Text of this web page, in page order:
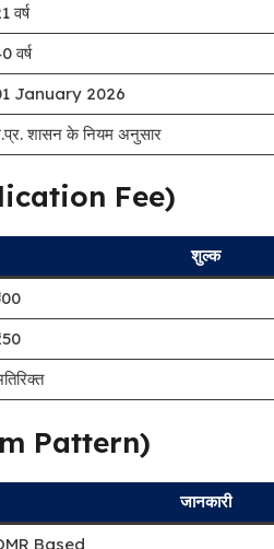
वर्ष
वर्ष
January 2026
शासन के नियम अनुसार
Fee)
शुल्क
Pattern)
जानकारी
Based